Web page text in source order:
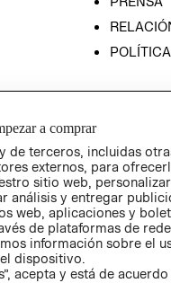
a comprar
de terceros, incluidas
externos, para
sitio web,
análisis y entregar
web, aplicaciones y
de plataformas de
información sobre el
dispositivo.
acepta y está de acuerdo